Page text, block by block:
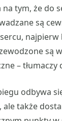
na tym, że do
są
są
– tłumaczy
odbywa
ale także